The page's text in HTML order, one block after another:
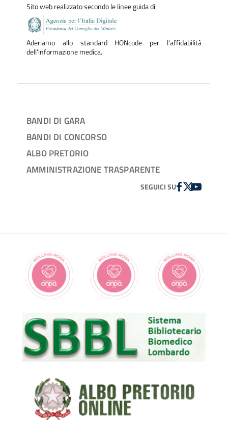
Sito web realizzato secondo le linee guida di:
Aderiamo allo standard HONcode per l'affidabilità
dell'informazione medica.
BANDI DI GARA
BANDI DI CONCORSO
ALBO PRETORIO
AMMINISTRAZIONE TRASPARENTE
SEGUICI SUFACEBOOK
TWITTER
YOUTUBE